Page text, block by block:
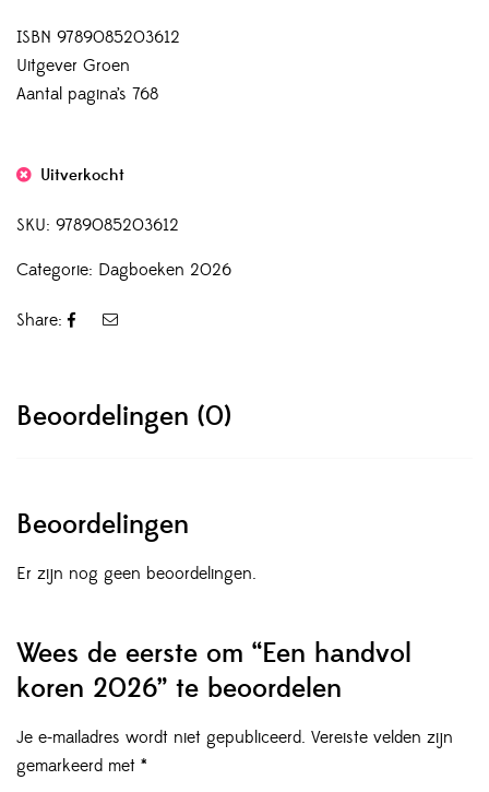
ISBN 9789085203612
Uitgever Groen
Aantal pagina’s 768
Uitverkocht
SKU: 9789085203612
Categorie: Dagboeken 2026
Share:
Beoordelingen (0)
Beoordelingen
Er zijn nog geen beoordelingen.
Wees de eerste om “Een handvol
koren 2026” te beoordelen
Je e-mailadres wordt niet gepubliceerd. Vereiste velden zijn
gemarkeerd met *